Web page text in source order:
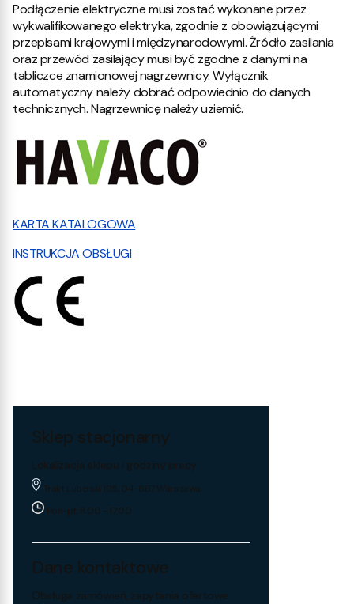
Podłączenie elektryczne musi zostać wykonane przez
wykwalifikowanego elektryka, zgodnie z obowiązującymi
przepisami krajowymi i międzynarodowymi. Źródło zasilania
oraz przewód zasilający musi być zgodne z danymi na
tabliczce znamionowej nagrzewnicy. Wyłącznik
automatyczny należy dobrać odpowiednio do danych
technicznych. Nagrzewnicę należy uziemić.
KARTA KATALOGOWA
INSTRUKCJA OBSŁUGI
Sklep stacjonarny
Lokalizacja sklepu i godziny pracy
Trakt Lubelski 195, 04-667 Warszawa
Pon-pt: 8:00 - 17:00
Dane kontaktowe
Obsługa zamówień, zapytania ofertowe